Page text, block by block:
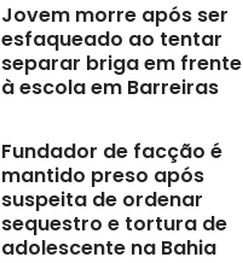
Jovem morre após ser
esfaqueado ao tentar
separar briga em frente
à escola em Barreiras
Fundador de facção é
mantido preso após
suspeita de ordenar
sequestro e tortura de
adolescente na Bahia